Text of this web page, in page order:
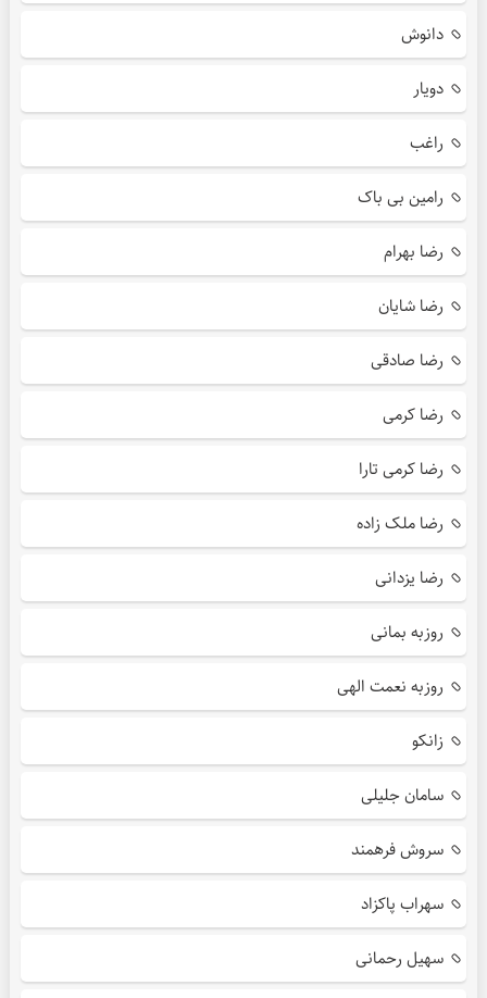
دانوش
دویار
راغب
رامین بی باک
رضا بهرام
رضا شایان
رضا صادقی
رضا کرمی
رضا کرمی تارا
رضا ملک زاده
رضا یزدانی
روزبه بمانی
روزبه نعمت الهی
زانکو
سامان جلیلی
سروش فرهمند
سهراب پاکزاد
سهیل رحمانی